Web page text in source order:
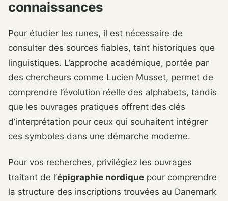
connaissances
Pour étudier les runes, il est nécessaire de
consulter des sources fiables, tant historiques que
linguistiques. L’approche académique, portée par
des chercheurs comme Lucien Musset, permet de
comprendre l’évolution réelle des alphabets, tandis
que les ouvrages pratiques offrent des clés
d’interprétation pour ceux qui souhaitent intégrer
ces symboles dans une démarche moderne.
Pour vos recherches, privilégiez les ouvrages
traitant de l’épigraphie nordique pour comprendre
la structure des inscriptions trouvées au Danemark